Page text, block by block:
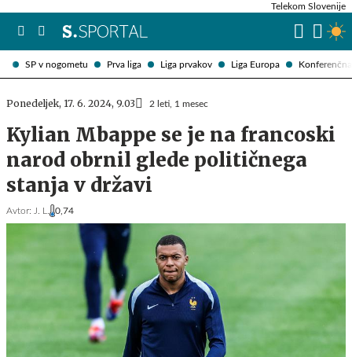
SP v nogometu Prva liga Liga prvakov Liga Europa
Telekom Slovenije
Ponedeljek, 17. 6. 2024, 9.03 2 leti, 1 mesec
Kylian Mbappe se je na francoski
narod obrnil glede političnega
stanja v državi
Avtor: J. L. 0,74